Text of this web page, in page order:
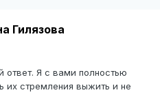
Гилязова
ответ. Я с вами полностью
их стремления выжить и не